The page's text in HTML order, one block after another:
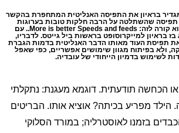
ג'ובס מגדיר בראיון את התפיסה האנליטית המתחפרת בהקשר
תפיסה שהשתלטה על הרבה חלקות טובות בערוגות
התפיסה המודרניות. הוא קורה לזה: More is better Speeds and feeds.. עם
בז בראיון למייקרוסופט בראשות ביל גייטס. לדבריו,
את תפיסת העוד מאותו הדבר האנליטית בדמות הגברת
ולא בפיתוח מגוון שימושים אפשריים, כפי שאפל
לשימוש בדמיון הייחודי של עובדיה.
הכחשה תודעתית. דוגמא מעגנת: נתקלתי
הילד מפריע בכיתה? אוציא אותו. הבריטים
בזמנו לאוסטרליה; במורד הסלוקי